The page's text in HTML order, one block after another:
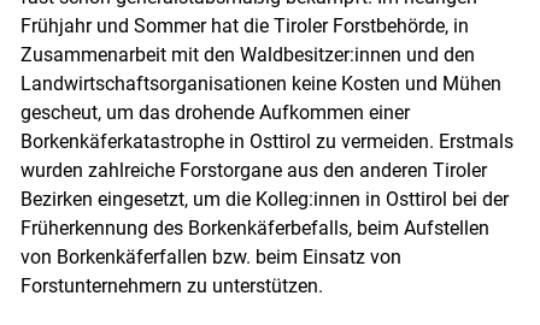
Frühjahr und Sommer hat die Tiroler Forstbehörde, in
Zusammenarbeit mit den Waldbesitzer:innen und den
Landwirtschaftsorganisationen keine Kosten und Mühen
gescheut, um das drohende Aufkommen einer
Borkenkäferkatastrophe in Osttirol zu vermeiden. Erstmals
wurden zahlreiche Forstorgane aus den anderen Tiroler
Bezirken eingesetzt, um die Kolleg:innen in Osttirol bei der
Früherkennung des Borkenkäferbefalls, beim Aufstellen
von Borkenkäferfallen bzw. beim Einsatz von
Forstunternehmern zu unterstützen.